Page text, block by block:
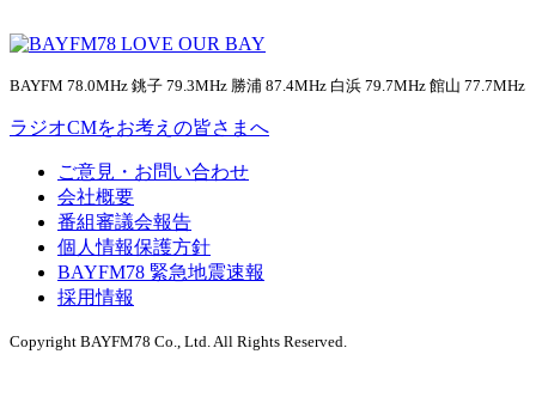
BAYFM 78.0MHz 銚子 79.3MHz 勝浦 87.4MHz 白浜 79.7MHz 館山 77.7MHz
ラジオCMをお考えの皆さまへ
ご意見・お問い合わせ
会社概要
番組審議会報告
個人情報保護方針
BAYFM78 緊急地震速報
採用情報
Copyright BAYFM78 Co., Ltd. All Rights Reserved.